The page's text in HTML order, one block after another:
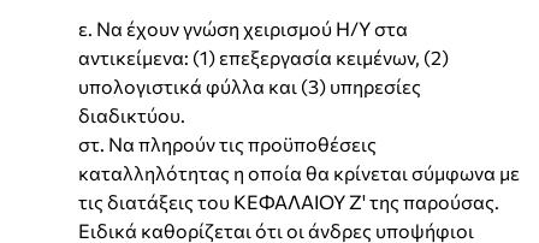
ε. Να έχουν γνώση χειρισμού Η/Υ στα
αντικείμενα: (1) επεξεργασία κειμένων, (2)
υπολογιστικά φύλλα και (3) υπηρεσίες
διαδικτύου.
στ. Να πληρούν τις προϋποθέσεις
καταλληλότητας η οποία θα κρίνεται σύμφωνα με
τις διατάξεις του ΚΕΦΑΛΑΙΟΥ Ζ' της παρούσας.
Ειδικά καθορίζεται ότι οι άνδρες υποψήφιοι